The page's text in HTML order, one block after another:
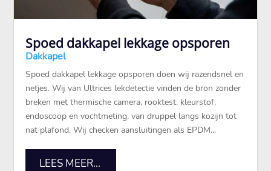
Spoed dakkapel lekkage opsporen
Dakkapel
Spoed dakkapel lekkage opsporen doen wij razendsnel en
netjes. Wij van Ultrices lekdetectie vinden de bron zonder
breken met thermische camera, rooktest, kleurstof,
endoscoop en vochtmeting, van druppel langs kozijn tot
nat plafond. Wij checken aansluitingen als EPDM...
LEES MEER...